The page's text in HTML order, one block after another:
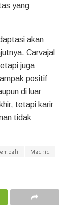
yang
akan
Carvajal
juga
positif
di luar
tetapi karir
tidak
Madrid